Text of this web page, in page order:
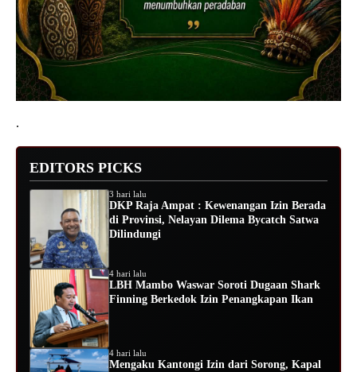
.
EDITORS PICKS
3 hari lalu
DKP Raja Ampat : Kewenangan Izin Berada
di Provinsi, Nelayan Dilema Bycatch Satwa
Dilindungi
4 hari lalu
LBH Mambo Waswar Soroti Dugaan Shark
Finning Berkedok Izin Penangkapan Ikan
4 hari lalu
Mengaku Kantongi Izin dari Sorong, Kapal